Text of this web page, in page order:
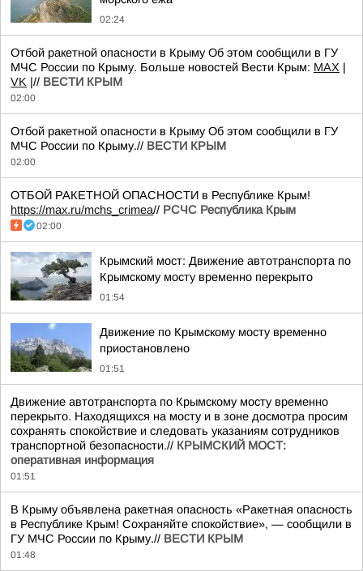
02:24
Отбой ракетной опасности в Крыму Об этом сообщили в ГУ
МЧС России по Крыму. Больше новостей Вести Крым: MAX |
VK |// ВЕСТИ КРЫМ
02:00
Отбой ракетной опасности в Крыму Об этом сообщили в ГУ
МЧС России по Крыму.// ВЕСТИ КРЫМ
02:00
ОТБОЙ РАКЕТНОЙ ОПАСНОСТИ в Республике Крым!
https://max.ru/mchs_crimea// РСЧС Республика Крым
02:00
Крымский мост: Движение автотранспорта по
Крымскому мосту временно перекрыто
01:54
Движение по Крымскому мосту временно
приостановлено
01:51
Движение автотранспорта по Крымскому мосту временно
перекрыто. Находящихся на мосту и в зоне досмотра просим
сохранять спокойствие и следовать указаниям сотрудников
транспортной безопасности.// КРЫМСКИЙ МОСТ:
оперативная информация
01:51
В Крыму объявлена ракетная опасность «Ракетная опасность
в Республике Крым! Сохраняйте спокойствие», — сообщили в
ГУ МЧС России по Крыму.// ВЕСТИ КРЫМ
01:48